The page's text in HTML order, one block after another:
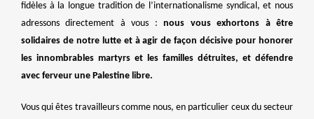
fidèles à la longue tradition de l’internationalisme syndical, et nous
adressons directement à vous : nous vous exhortons à être
solidaires de notre lutte et à agir de façon décisive pour honorer
les innombrables martyrs et les familles détruites, et défendre
avec ferveur une Palestine libre.
Vous qui êtes travailleurs comme nous, en particulier ceux du secteur